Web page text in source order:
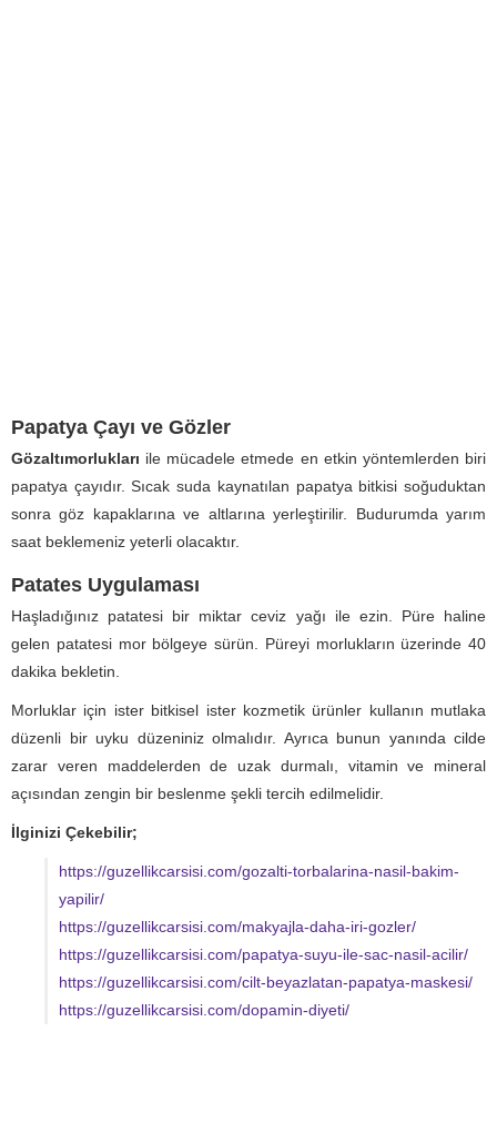
Papatya Çayı ve Gözler
Gözaltımorlukları ile mücadele etmede en etkin yöntemlerden biri
papatya çayıdır. Sıcak suda kaynatılan papatya bitkisi soğuduktan
sonra göz kapaklarına ve altlarına yerleştirilir. Budurumda yarım
saat beklemeniz yeterli olacaktır.
Patates Uygulaması
Haşladığınız patatesi bir miktar ceviz yağı ile ezin. Püre haline
gelen patatesi mor bölgeye sürün. Püreyi morlukların üzerinde 40
dakika bekletin.
Morluklar için ister bitkisel ister kozmetik ürünler kullanın mutlaka
düzenli bir uyku düzeniniz olmalıdır. Ayrıca bunun yanında cilde
zarar veren maddelerden de uzak durmalı, vitamin ve mineral
açısından zengin bir beslenme şekli tercih edilmelidir.
İlginizi Çekebilir;
https://guzellikcarsisi.com/gozalti-torbalarina-nasil-bakim-
yapilir/
https://guzellikcarsisi.com/makyajla-daha-iri-gozler/
https://guzellikcarsisi.com/papatya-suyu-ile-sac-nasil-acilir/
https://guzellikcarsisi.com/cilt-beyazlatan-papatya-maskesi/
https://guzellikcarsisi.com/dopamin-diyeti/